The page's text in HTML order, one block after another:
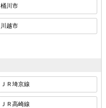
桶川市
川越市
ＪＲ埼京線
ＪＲ高崎線